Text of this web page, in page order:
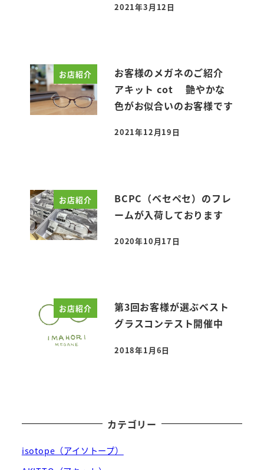
投稿日
2021年3月12日
お店紹介
お客様のメガネのご紹介
アキット cot 艶やかな
色がお似合いのお客様です
投稿日
2021年12月19日
お店紹介
BCPC（ベセペセ）のフレ
ームが入荷しております
投稿日
2020年10月17日
お店紹介
第3回お客様が選ぶベスト
グラスコンテスト開催中
投稿日
2018年1月6日
カテゴリー
isotope（アイソトープ）